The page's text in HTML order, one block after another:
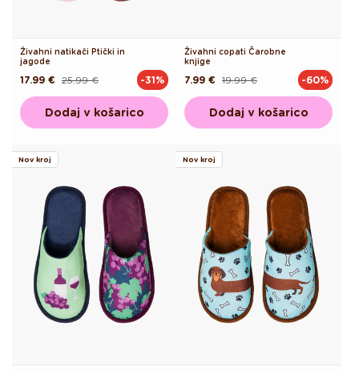
Živahni natikači Ptički in
jagode
Redna
25.99 €
Akcijska
17.99 € -31%
Dodaj v košarico
Živahni copati Čarobne
knjige
Redna 19.99 €
Akcijska
7.99 € -60%
Dodaj v košarico
Nov kroj Nov kroj